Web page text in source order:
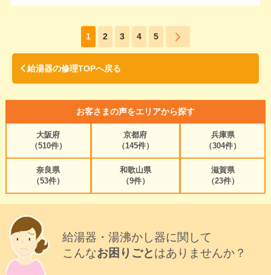
1 2 3 4 5
給湯器の修理TOPへ戻る
お客さまの声をエリアから探す
大阪府
（510件）
京都府
（145件）
兵庫県
（304件）
奈良県
（53件）
和歌山県
（9件）
滋賀県
（23件）
給湯器・湯沸かし器に関して
こんなお困りごとはありませんか？